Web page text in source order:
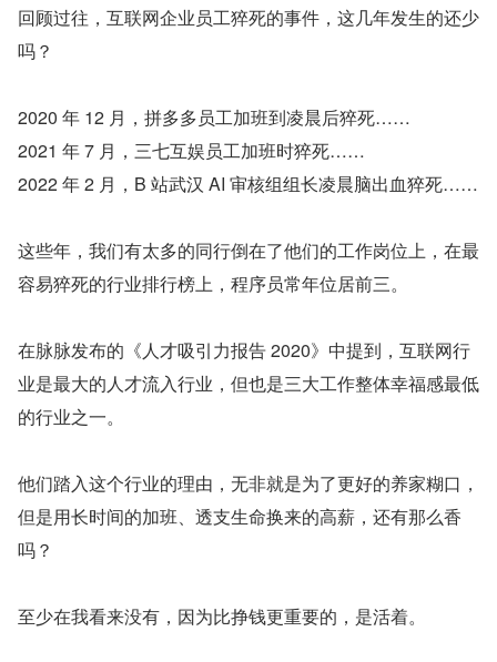
回顾过往，互联网企业员工猝死的事件，这几年发生的还少
吗？
2020 年 12 月，拼多多员工加班到凌晨后猝死……
2021 年 7 月，三七互娱员工加班时猝死……
2022 年 2 月，B 站武汉 AI 审核组组长凌晨脑出血猝死……
这些年，我们有太多的同行倒在了他们的工作岗位上，在最
容易猝死的行业排行榜上，程序员常年位居前三。
在脉脉发布的《人才吸引力报告 2020》中提到，互联网行
业是最大的人才流入行业，但也是三大工作整体幸福感最低
的行业之一。
他们踏入这个行业的理由，无非就是为了更好的养家糊口，
但是用长时间的加班、透支生命换来的高薪，还有那么香
吗？
至少在我看来没有，因为比挣钱更重要的，是活着。